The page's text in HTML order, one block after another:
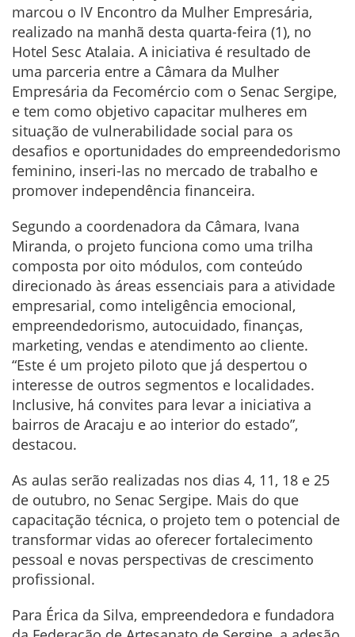
marcou o IV Encontro da Mulher Empresária,
realizado na manhã desta quarta-feira (1), no
Hotel Sesc Atalaia. A iniciativa é resultado de
uma parceria entre a Câmara da Mulher
Empresária da Fecomércio com o Senac Sergipe,
e tem como objetivo capacitar mulheres em
situação de vulnerabilidade social para os
desafios e oportunidades do empreendedorismo
feminino, inseri-las no mercado de trabalho e
promover independência financeira.
Segundo a coordenadora da Câmara, Ivana
Miranda, o projeto funciona como uma trilha
composta por oito módulos, com conteúdo
direcionado às áreas essenciais para a atividade
empresarial, como inteligência emocional,
empreendedorismo, autocuidado, finanças,
marketing, vendas e atendimento ao cliente.
“Este é um projeto piloto que já despertou o
interesse de outros segmentos e localidades.
Inclusive, há convites para levar a iniciativa a
bairros de Aracaju e ao interior do estado”,
destacou.
As aulas serão realizadas nos dias 4, 11, 18 e 25
de outubro, no Senac Sergipe. Mais do que
capacitação técnica, o projeto tem o potencial de
transformar vidas ao oferecer fortalecimento
pessoal e novas perspectivas de crescimento
profissional.
Para Érica da Silva, empreendedora e fundadora